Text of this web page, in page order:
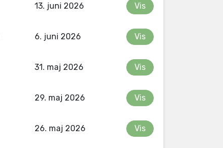
13. juni 2026 Vis
6. juni 2026 Vis
31. maj 2026 Vis
29. maj 2026 Vis
26. maj 2026 Vis